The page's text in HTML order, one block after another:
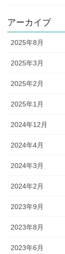
アーカイブ
2025年8月
2025年3月
2025年2月
2025年1月
2024年12月
2024年4月
2024年3月
2024年2月
2023年9月
2023年8月
2023年6月